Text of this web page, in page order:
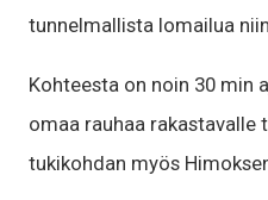
tunnelmallista lomailua
Kohteesta on noin 30 min
omaa rauhaa rakastavalle
tukikohdan myös